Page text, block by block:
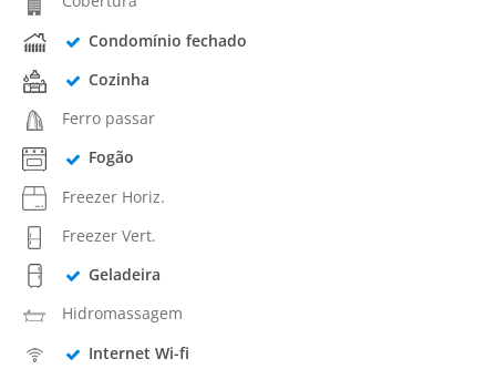
Condomínio fechado
Cozinha
Ferro passar
Fogão
Freezer Horiz.
Freezer Vert.
Geladeira
Hidromassagem
Internet Wi-fi